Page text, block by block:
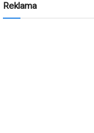
Reklama